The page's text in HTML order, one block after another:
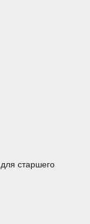
старшего